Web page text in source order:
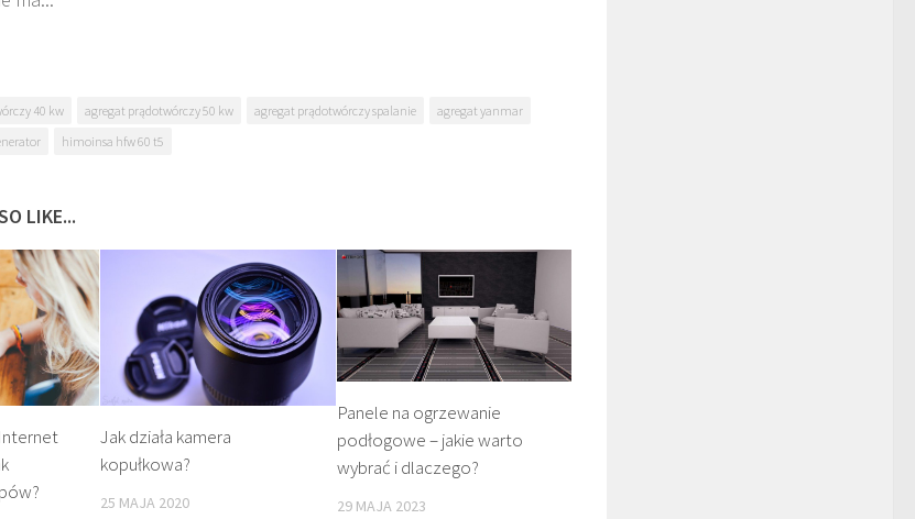
40 kw agregat prądotwórczy 50 kw agregat prądotwórczy spalanie
agregat yanmar
himoinsa hfw 60 t5
LIKE...
Jak działa kamera
kopułkowa?
25 MAJA 2020
Panele na ogrzewanie
podłogowe – jakie warto
wybrać i dlaczego?
29 MAJA 2023